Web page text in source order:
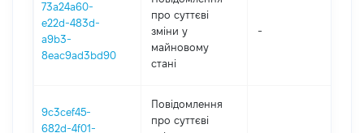
73a24a60-
e22d-483d-
a9b3-
8eac9ad3bd90
про суттєві
зміни y
майновому
стані
-
9c3cef45-
682d-4f01-
Повідомлення
про суттєві